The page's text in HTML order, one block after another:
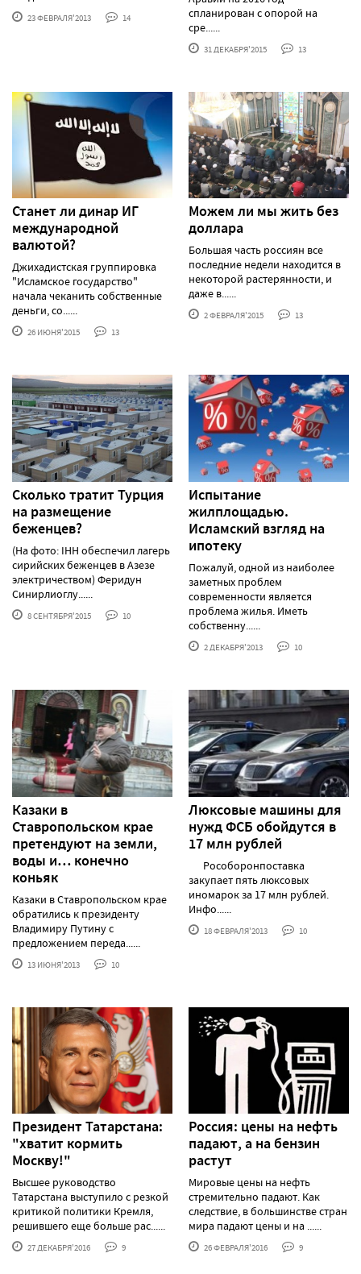
23 ФЕВРАЛЯ'2013 14
спланирован с опорой на
сре......
31 ДЕКАБРЯ'2015 13
Станет ли динар ИГ
международной
валютой?
Джихадистская группировка
"Исламское государство"
начала чеканить собственные
деньги, со......
26 ИЮНЯ'2015 13
Можем ли мы жить без
доллара
Большая часть россиян все
последние недели находится в
некоторой растерянности, и
даже в......
2 ФЕВРАЛЯ'2015 13
Сколько тратит Турция
на размещение
беженцев?
(На фото: IHH обеспечил лагерь
сирийских беженцев в Азезе
электричеством) Феридун
Синирлиоглу......
8 СЕНТЯБРЯ'2015 10
Испытание
жилплощадью.
Исламский взгляд на
ипотеку
Пожалуй, одной из наиболее
заметных проблем
современности является
проблема жилья. Иметь
собственну......
2 ДЕКАБРЯ'2013 10
Казаки в
Ставропольском крае
претендуют на земли,
воды и… конечно
коньяк
Казаки в Ставропольском крае
обратились к президенту
Владимиру Путину с
предложением переда......
13 ИЮНЯ'2013 10
Люксовые машины для
нужд ФСБ обойдутся в
17 млн рублей
Рособоронпоставка
закупает пять люксовых
иномарок за 17 млн рублей.
Инфо......
18 ФЕВРАЛЯ'2013 10
Президент Татарстана:
"хватит кормить
Москву!"
Высшее руководство
Татарстана выступило с резкой
критикой политики Кремля,
решившего еще больше рас......
27 ДЕКАБРЯ'2016 9
Россия: цены на нефть
падают, а на бензин
растут
Мировые цены на нефть
стремительно падают. Как
следствие, в большинстве стран
мира падают цены и на ......
26 ФЕВРАЛЯ'2016 9